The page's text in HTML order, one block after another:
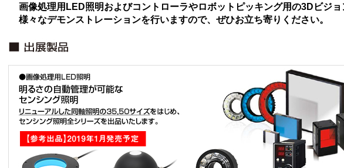
画像処理⽤LED照明およびコントローラやロボットピッキング⽤の3Dビジョ
様々なデモンストレーションを行いますので、ぜひお立ち寄りください。